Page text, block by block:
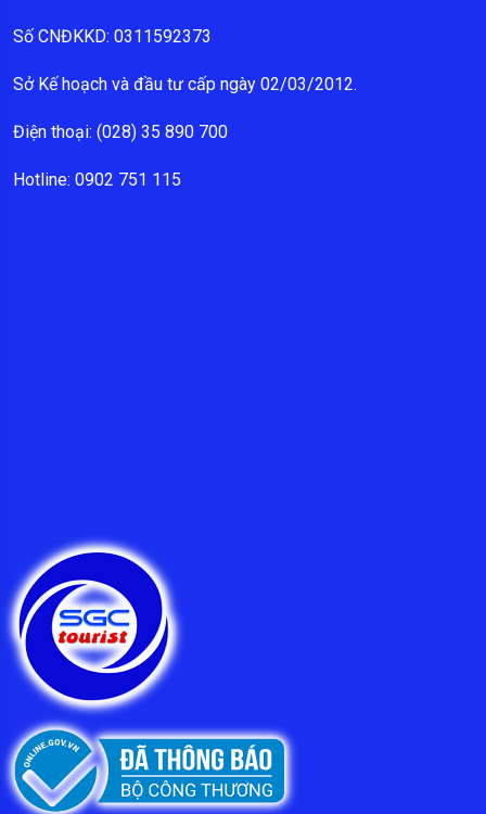
Số CNĐKKD: 0311592373
Sở Kế hoạch và đầu tư cấp ngày 02/03/2012.
Điện thoại: (028) 35 890 700
Hotline: 0902 751 115